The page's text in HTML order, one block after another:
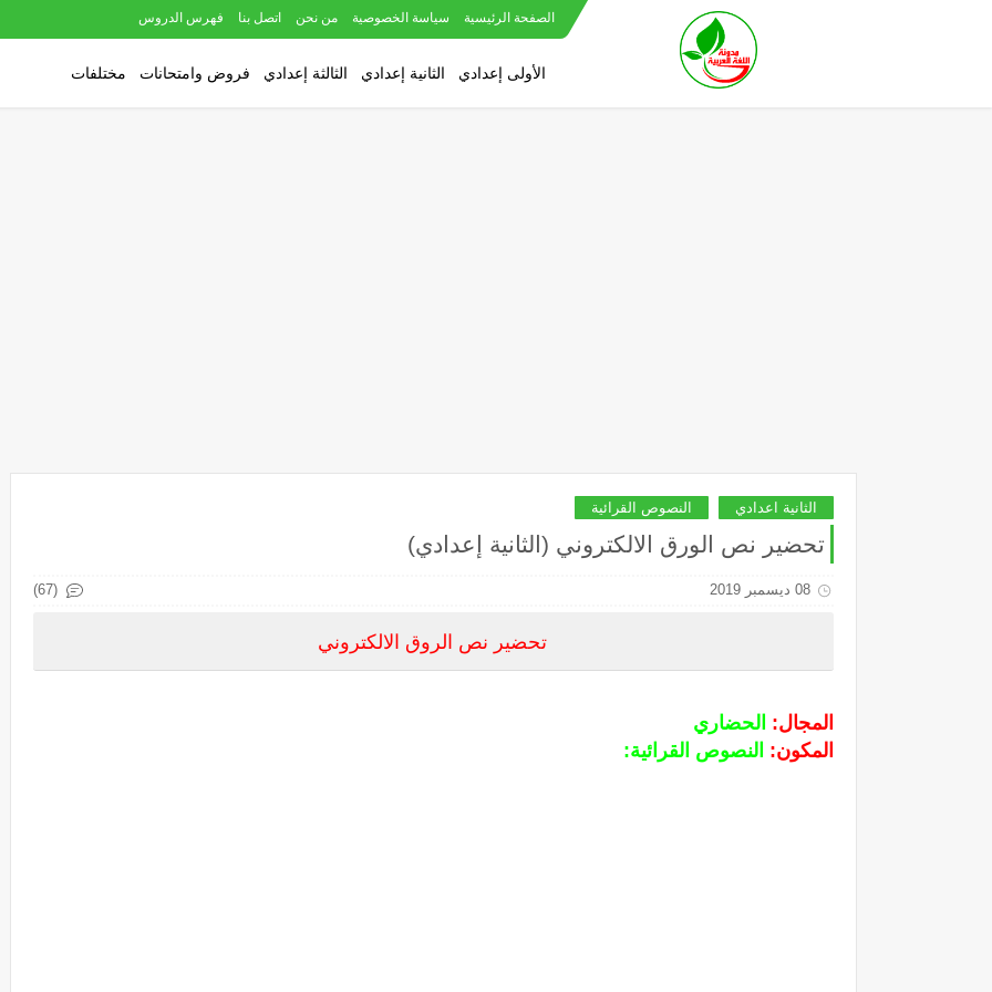
الصفحة الرئيسية سياسة الخصوصية من نحن اتصل بنا فهرس الدروس
الأولى إعدادي الثانية إعدادي الثالثة إعدادي فروض وامتحانات مختلفات
الثانية اعدادي النصوص القرائية
تحضير نص الورق الالكتروني (الثانية إعدادي)
08 ديسمبر 2019 (67)
تحضير نص الروق الالكتروني
المجال: الحضاري
المكون: النصوص القرائية: